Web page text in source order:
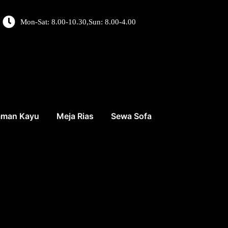
Mon-Sat: 8.00-10.30,Sun: 8.00-4.00
Kayu Meja Rias
Sewa Sofa